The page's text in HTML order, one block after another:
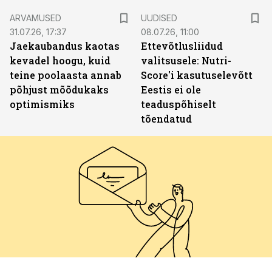
ARVAMUSED
31.07.26, 17:37
Jaekaubandus kaotas
kevadel hoogu, kuid
teine poolaasta annab
põhjust mõõdukaks
optimismiks
UUDISED
08.07.26, 11:00
Ettevõtlusliidud
valitsusele: Nutri-
Score'i kasutuselevõtt
Eestis ei ole
teaduspõhiselt
tõendatud